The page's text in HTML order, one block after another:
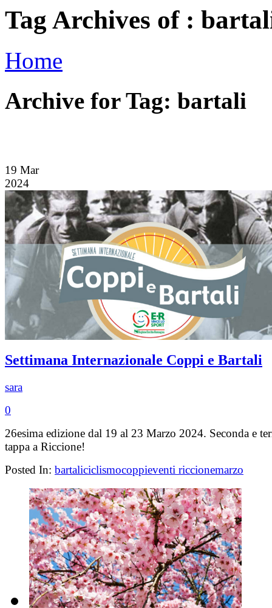
Tag Archives of :
Home
Archive for Tag: bartali
19 Mar
2024
Settimana Internazionale Coppi e Bartali
sara
0
26esima edizione dal 19 al 23 Marzo 2024. Seconda e
tappa a Riccione!
Posted In: bartaliciclismocoppieventi riccionemarzo